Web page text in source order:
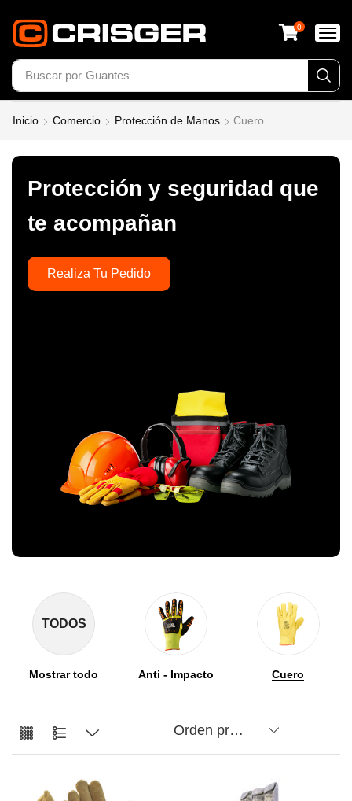
Buscar por Calzado
0
Inicio Comercio Protección de Manos Cuero
Protección y seguridad que
te acompañan
Realiza Tu Pedido
TODOS
Mostrar todo Anti - Impacto Cuero